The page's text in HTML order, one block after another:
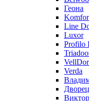
Геона
Line
Luxor
Profilo
Verda